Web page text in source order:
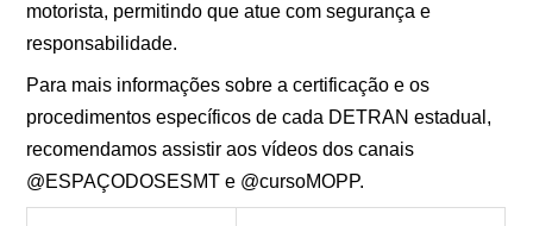
motorista, permitindo que atue com segurança e
responsabilidade.
Para mais informações sobre a certificação e os
procedimentos específicos de cada DETRAN estadual,
recomendamos assistir aos vídeos dos canais
@ESPAÇODOSESMT e @cursoMOPP.